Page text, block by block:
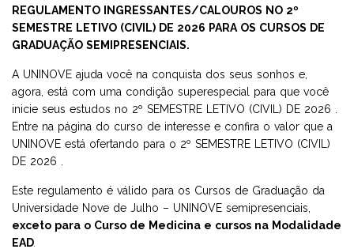
GERAL
APRIMORAMENTO
MESTRADO E DOUTORADO
CURSOS TÉCNICOS
ESPECIALIZAÇÃO TÉCNICA
CURSOS TÉCNICOS
APRIMORAMENTO
CURSOS LIVRES
EJA
BENEFÍCIOS AO ALUNO
E-BOOKS
EGRESSOS UNINOVE
HOSPITAL VETERINÁRIO DA UNINOVE
ESTÁGIO E CARREIRA
FACULDADE NOVE DE JULHO DE GUARULHOS
FACULDADE NOVE DE JULHO DE MAUÁ
FACULDADE NOVE DE JULHO DE OSASCO
FACULDADE MARECHAL RONDON
SEJA UM POLO PARCEIRO
RESULTADOS E MATRÍCULA
MEDICINA
RESIDÊNCIA MÉDICA
GRADUAÇÃO UNINOVE
FACULDADES NOVE DE JULHO
ENSINO REGULAR E EJA
REGULAMENTO INGRESSANTES/CALOUROS NO 2º
SEMESTRE LETIVO (CIVIL) DE 2026 PARA OS CURSOS DE
GRADUAÇÃO SEMIPRESENCIAIS.
A UNINOVE ajuda você na conquista dos seus sonhos e,
agora, está com uma condição superespecial para que você
inicie seus estudos no 2º SEMESTRE LETIVO (CIVIL) DE 2026 .
Entre na página do curso de interesse e confira o valor que a
UNINOVE está ofertando para o 2º SEMESTRE LETIVO (CIVIL)
DE 2026 .
Este regulamento é válido para os Cursos de Graduação da
Universidade Nove de Julho – UNINOVE semipresenciais,
exceto para o Curso de Medicina e cursos na Modalidade
EAD